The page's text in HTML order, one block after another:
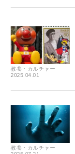
教養・カルチャー
2025.04.01
教養・カルチャー